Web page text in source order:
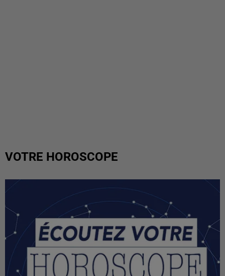
VOTRE HOROSCOPE